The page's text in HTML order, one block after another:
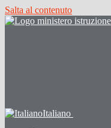
Salta al contenuto
Italiano